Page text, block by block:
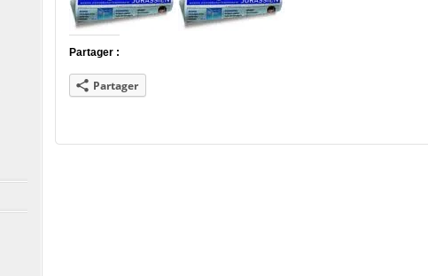
Partager :
Partager